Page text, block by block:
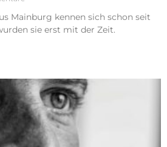
Mainburg kennen sich schon seit
sie erst mit der Zeit.